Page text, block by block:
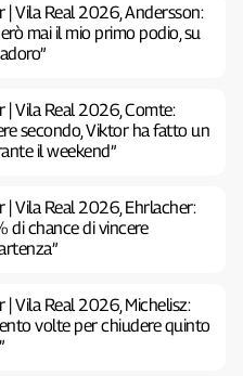
| Vila Real 2026, Andersson:
mai il mio primo podio, su
| Vila Real 2026, Comte:
secondo, Viktor ha fatto un
il weekend”
| Vila Real 2026, Ehrlacher:
di chance di vincere
| Vila Real 2026, Michelisz:
volte per chiudere quinto